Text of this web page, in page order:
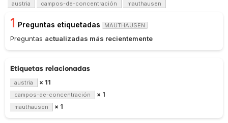
austria campos-de-concentración mauthausen
1 Preguntas etiquetadas MAUTHAUSEN
Preguntas actualizadas más recientemente
Etiquetas relacionadas
austria × 11
campos-de-concentración × 1
mauthausen × 1